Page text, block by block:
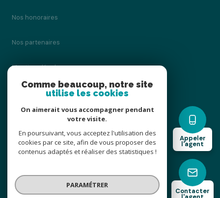
Appeler
l'agent
Contacter
Nos honoraires
Nos partenaires
Mentions légales
Cookies
© 2026 | Tous droits réservés
Comme beaucoup, notre site
utilise les cookies
On aimerait vous accompagner pendant
votre visite.
En poursuivant, vous acceptez l'utilisation des
cookies par ce site, afin de vous proposer des
contenus adaptés et réaliser des statistiques !
PARAMÉTRER